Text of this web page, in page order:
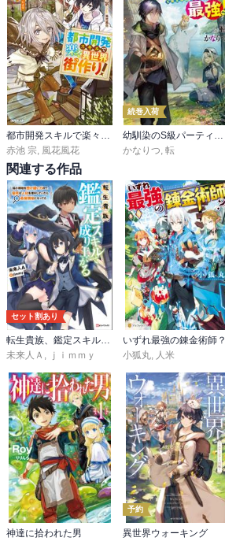
赤池 宗 風花風花
続巻入荷
かなりつ 転
関連する作品
セット割あり
転生貴族、鑑定スキルで成り上がる
未来人Ａ , ｊｉｍｍｙ
いずれ最強の錬金術師？
小狐丸, 人米
神達に拾われた男
予約
異世界ウォーキング